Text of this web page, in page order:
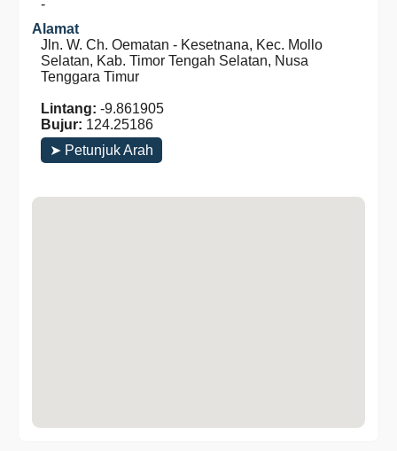
-
Alamat
Jln. W. Ch. Oematan - Kesetnana, Kec. Mollo
Selatan, Kab. Timor Tengah Selatan, Nusa
Tenggara Timur
Lintang: -9.861905
Bujur: 124.25186
➤ Petunjuk Arah